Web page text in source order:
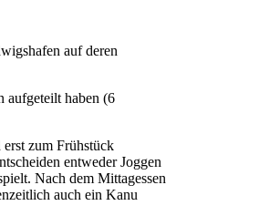
auf deren
aufgeteilt haben (6
zum Frühstück
entweder Joggen
Nach dem Mittagessen
auch ein Kanu